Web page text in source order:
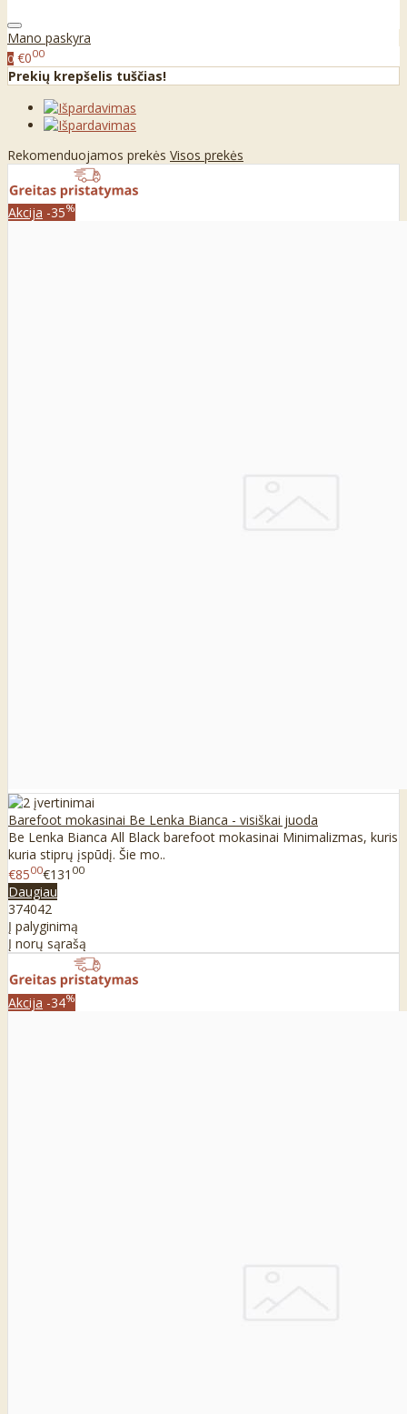
Mano paskyra
0 €000
Prekių krepšelis tuščias!
Rekomenduojamos prekės Visos prekės
Akcija -35%
Barefoot mokasinai Be Lenka Bianca - visiškai juoda
Be Lenka Bianca All Black barefoot mokasinai Minimalizmas, kuris
kuria stiprų įspūdį. Šie mo..
€8500€131 00
Daugiau
374042
Į palyginimą
Į norų sąrašą
Akcija -34%